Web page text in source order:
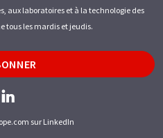
aux laboratoires et à la technologie des
tous les mardis et jeudis.
sur LinkedIn